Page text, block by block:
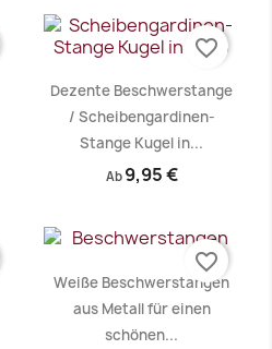
Vorschau
Vorschau
Dezente Beschwerstange
/ Scheibengardinen-
Stange Kugel in...
Ab 9,95 €
favorite_border
Weiße Beschwerstangen
aus Metall für einen
schönen...
favorite_border